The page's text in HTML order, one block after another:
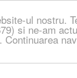
ul nostru.
si ne-am
. Continuarea